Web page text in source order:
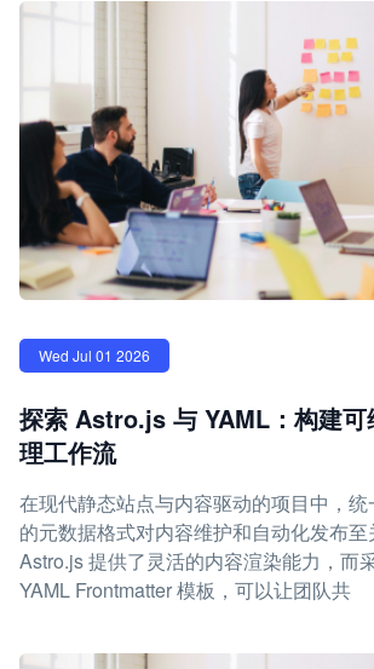
Wed Jul 01 2026
探索 Astro.js 与 YAML：构建可
理工作流
在现代静态站点与内容驱动的项目中，统
的元数据格式对内容维护和自动化发布至
Astro.js 提供了灵活的内容渲染能力，而
YAML Frontmatter 模板，可以让团队共